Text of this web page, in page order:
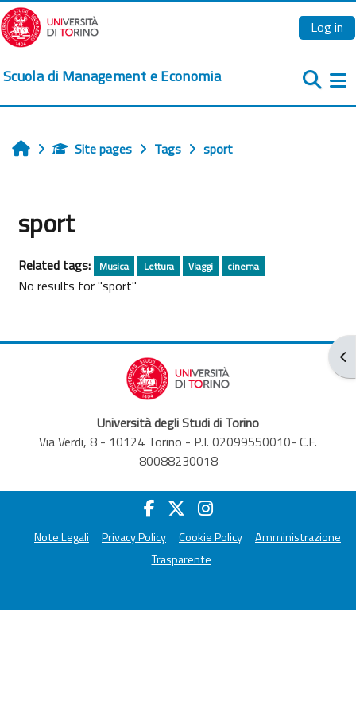
Skip to main content
Log in
Scuola di Management e Economia
HomeSite pages Tags sport
sport
Related tags: Musica Lettura Viaggi cinema
No results for "sport"
Università degli Studi di Torino
Via Verdi, 8 - 10124 Torino - P.I. 02099550010- C.F.
80088230018
Note Legali Privacy Policy Cookie Policy
Amministrazione
Trasparente